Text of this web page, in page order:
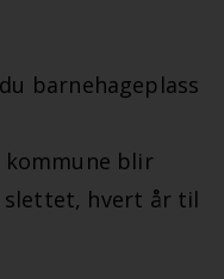
barnehageplass
kommune blir
slettet, hvert år til